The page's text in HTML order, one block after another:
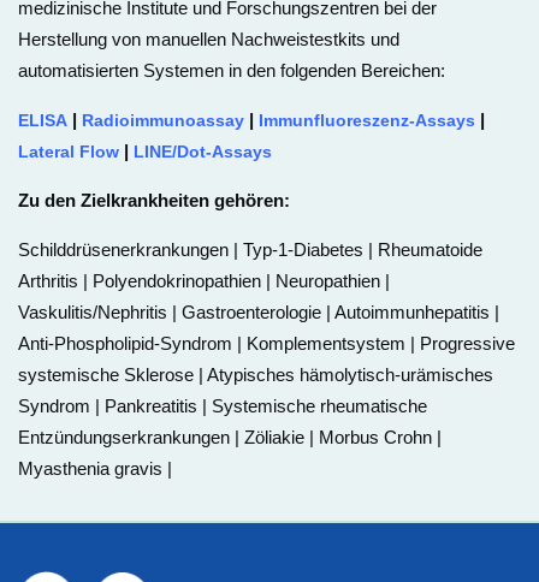
medizinische Institute und Forschungszentren bei der
Herstellung von manuellen Nachweistestkits und
automatisierten Systemen in den folgenden Bereichen:
ELISA | Radioimmunoassay | Immunfluoreszenz-Assays |
Lateral Flow | LINE/Dot-Assays
Zu den Zielkrankheiten gehören:
Schilddrüsenerkrankungen | Typ-1-Diabetes | Rheumatoide
Arthritis | Polyendokrinopathien | Neuropathien |
Vaskulitis/Nephritis | Gastroenterologie | Autoimmunhepatitis |
Anti-Phospholipid-Syndrom | Komplementsystem | Progressive
systemische Sklerose | Atypisches hämolytisch-urämisches
Syndrom | Pankreatitis | Systemische rheumatische
Entzündungserkrankungen | Zöliakie | Morbus Crohn |
Myasthenia gravis |